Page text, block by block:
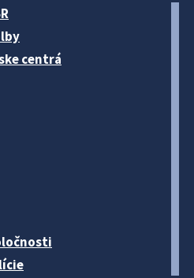
centrá